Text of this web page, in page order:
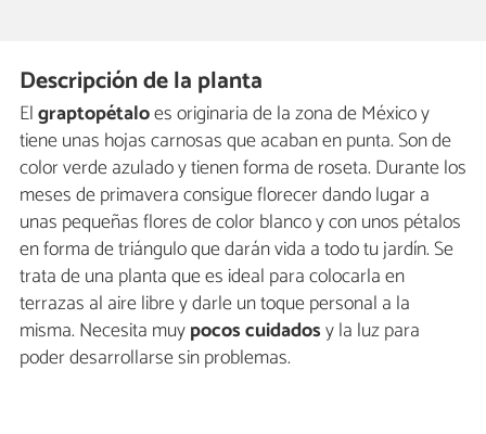
Descripción de la planta
Elgraptopétaloes originaria de la zona de México y
tiene unas hojas carnosas que acaban en punta. Son de
color verde azulado y tienen forma de roseta. Durante los
meses de primavera consigue florecer dando lugar a
unas pequeñas flores de color blanco y con unos pétalos
en forma de triángulo que darán vida a todo tu jardín. Se
trata de una planta que es ideal para colocarla en
terrazas al aire libre y darle un toque personal a la
misma. Necesita muypocoscuidadosy la luz para
poder desarrollarse sin problemas.